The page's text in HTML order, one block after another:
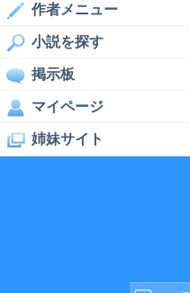
作者メニュー
小説を探す
掲示板
マイページ
姉妹サイト